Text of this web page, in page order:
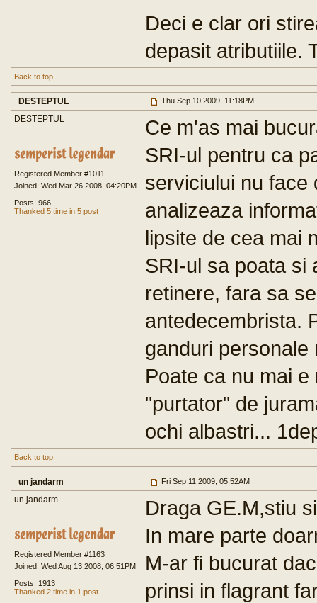
Deci e clar ori
depasit atributiile.
Back to top
DESTEPTUL Thu Sep 10 2009, 11:18PM
DESTEPTUL
Registered Member #1011
Joined: Wed Mar 26 2008, 04:20PM
Posts: 966
Thanked 5 time in 5 post
Ce m'as mai
SRI-ul pentru ca
serviciului nu face
analizeaza
lipsite de cea mai
SRI-ul sa poata si
retinere, fara sa
antedecembrista.
ganduri
Poate ca nu mai
"purtator" de
ochi albastri...
Back to top
un jandarm Fri Sep 11 2009, 05:52AM
un jandarm
Registered Member #1163
Joined: Wed Aug 13 2008, 06:51PM
Posts: 1913
Thanked 2 time in 1 post
Draga GE.M,stiu
In mare parte
M-ar fi bucurat
prinsi in flagrant